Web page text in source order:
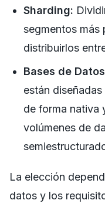
Sharding:
segmentos más
distribuirlos
Bases de
están
de forma nativa
volúmenes de
La elección
datos y los